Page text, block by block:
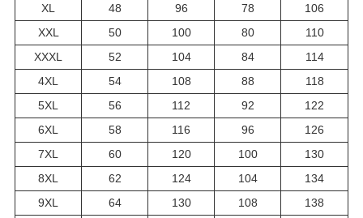
XL
48 96 78
106
XXL
50 100 80
110
XXXL
52 104 84
114
4XL
54 108 88
118
5XL
56 112 92
122
6XL
58 116 96
126
7XL
60 120 100
130
8XL
62 124 104
134
9XL
64 130 108
138